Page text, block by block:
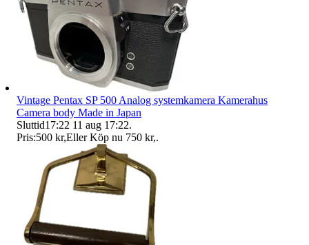
Vintage Pentax SP 500 Analog systemkamera Kamerahus
Camera body Made in Japan
Sluttid17:22 11 aug 17:22.
Pris:500 kr,Eller Köp nu 750 kr,.